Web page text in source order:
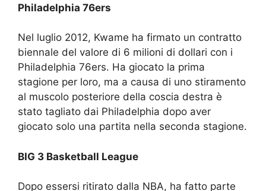
Philadelphia 76ers
Nel luglio 2012, Kwame ha firmato un contratto
biennale del valore di 6 milioni di dollari con i
Philadelphia 76ers. Ha giocato la prima
stagione per loro, ma a causa di uno stiramento
al muscolo posteriore della coscia destra è
stato tagliato dai Philadelphia dopo aver
giocato solo una partita nella seconda stagione.
BIG 3 Basketball League
Dopo essersi ritirato dalla NBA, ha fatto parte